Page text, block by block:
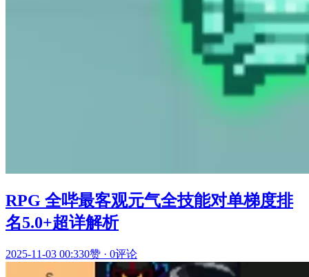
RPG 全哔最客观元气全技能对单梯度排
名5.0+超详解析
2025-11-03 00:330赞 · 0评论